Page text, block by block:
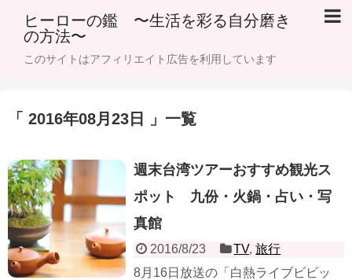
ヒーローの鑑 〜生活を彩る自分磨き
の方法〜
このサイトはアフィリエイト広告を利用しています
「 2016年08月23日 」一覧
週末台湾ツアーおすすめ観光ス
ポット 九份・火鍋・占い・写
真館
2016/8/23 TV,旅行
8月16日放送の「白熱ライブビビッ